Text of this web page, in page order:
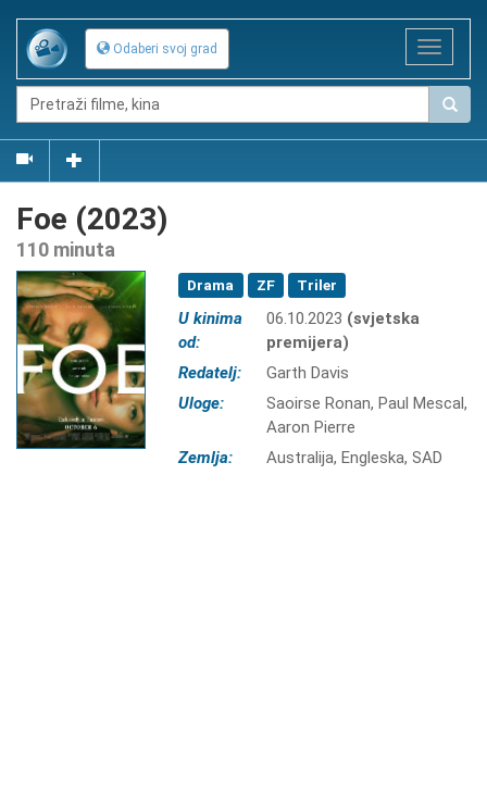
Toggle
Odaberi svoj grad
Foe (2023)
110 minuta
Drama ZF Triler
U kinima
od:
06.10.2023 (svjetska
premijera)
Redatelj:
Garth Davis
Uloge:
Saoirse Ronan, Paul Mescal,
Aaron Pierre
Zemlja:
Australija, Engleska, SAD